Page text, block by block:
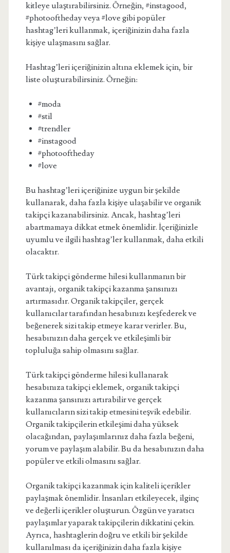
kitleye ulaştırabilirsiniz. Örneğin, #instagood,
#photooftheday veya #love gibi popüler
hashtag’leri kullanmak, içeriğinizin daha fazla
kişiye ulaşmasını sağlar.
Hashtag’leri içeriğinizin altına eklemek için, bir
liste oluşturabilirsiniz. Örneğin:
#moda
#stil
#trendler
#instagood
#photooftheday
#love
Bu hashtag’leri içeriğinize uygun bir şekilde
kullanarak, daha fazla kişiye ulaşabilir ve organik
takipçi kazanabilirsiniz. Ancak, hashtag’leri
abartmamaya dikkat etmek önemlidir. İçeriğinizle
uyumlu ve ilgili hashtag’ler kullanmak, daha etkili
olacaktır.
Türk takipçi gönderme hilesi kullanmanın bir
avantajı, organik takipçi kazanma şansınızı
artırmasıdır. Organik takipçiler, gerçek
kullanıcılar tarafından hesabınızı keşfederek ve
beğenerek sizi takip etmeye karar verirler. Bu,
hesabınızın daha gerçek ve etkileşimli bir
topluluğa sahip olmasını sağlar.
Türk takipçi gönderme hilesi kullanarak
hesabınıza takipçi eklemek, organik takipçi
kazanma şansınızı artırabilir ve gerçek
kullanıcıların sizi takip etmesini teşvik edebilir.
Organik takipçilerin etkileşimi daha yüksek
olacağından, paylaşımlarınız daha fazla beğeni,
yorum ve paylaşım alabilir. Bu da hesabınızın daha
popüler ve etkili olmasını sağlar.
Organik takipçi kazanmak için kaliteli içerikler
paylaşmak önemlidir. İnsanları etkileyecek, ilginç
ve değerli içerikler oluşturun. Özgün ve yaratıcı
paylaşımlar yaparak takipçilerin dikkatini çekin.
Ayrıca, hashtaglerin doğru ve etkili bir şekilde
kullanılması da içeriğinizin daha fazla kişiye